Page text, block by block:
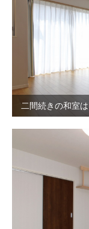
二間続きの和室